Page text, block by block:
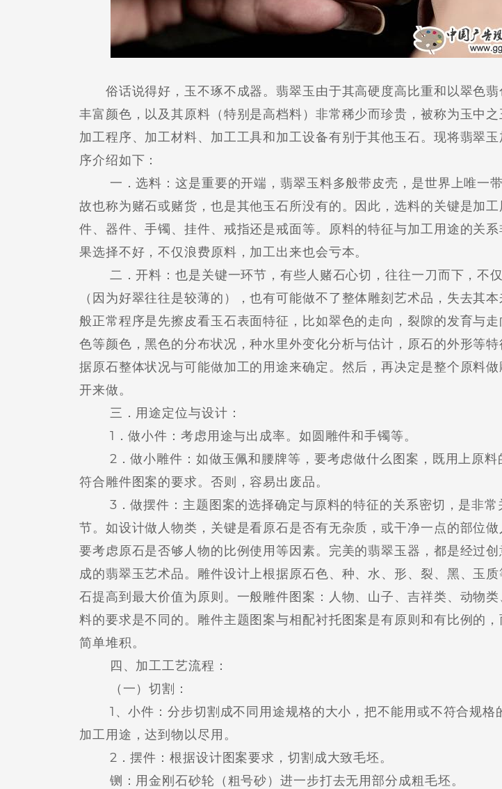
俗话说得好，玉不琢不成器。翡翠玉由于其高硬度高比重和以翠色翡
丰富颜色，以及其原料（特别是高档料）非常稀少而珍贵，被称为玉中
加工程序、加工材料、加工工具和加工设备有别于其他玉石。现将翡翠
序介绍如下：
一．选料：这是重要的开端，翡翠玉料多般带皮壳，是世界上唯一带
故也称为赌石或赌货，也是其他玉石所没有的。因此，选料的关键是加
件、器件、手镯、挂件、戒指还是戒面等。原料的特征与加工用途的关
果选择不好，不仅浪费原料，加工出来也会亏本。
二．开料：也是关键一环节，有些人赌石心切，往往一刀而下，不
（因为好翠往往是较薄的），也有可能做不了整体雕刻艺术品，失去其
般正常程序是先擦皮看玉石表面特征，比如翠色的走向，裂隙的发育与
色等颜色，黑色的分布状况，种水里外变化分析与估计，原石的外形等
据原石整体状况与可能做加工的用途来确定。然后，再决定是整个原料
开来做。
三．用途定位与设计：
1．做小件：考虑用途与出成率。如圆雕件和手镯等。
2．做小雕件：如做玉佩和腰牌等，要考虑做什么图案，既用上原料
符合雕件图案的要求。否则，容易出废品。
3．做摆件：主题图案的选择确定与原料的特征的关系密切，是非常
节。如设计做人物类，关键是看原石是否有无杂质，或干净一点的部位
要考虑原石是否够人物的比例使用等因素。完美的翡翠玉器，都是经过
成的翡翠玉艺术品。雕件设计上根据原石色、种、水、形、裂、黑、玉
石提高到最大价值为原则。一般雕件图案：人物、山子、吉祥类、动物
料的要求是不同的。雕件主题图案与相配衬托图案是有原则和有比例的
简单堆积。
四、加工工艺流程：
（一）切割：
1、小件：分步切割成不同用途规格的大小，把不能用或不符合规格
加工用途，达到物以尽用。
2．摆件：根据设计图案要求，切割成大致毛坯。
铡：用金刚石砂轮（粗号砂）进一步打去无用部分成粗毛坯。